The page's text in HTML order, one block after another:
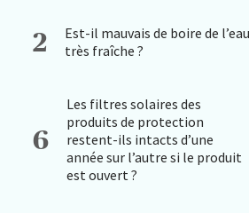
2
Est-il mauvais de boire de l’eau
très fraîche ?
6
Les filtres solaires des
produits de protection
restent-ils intacts d’une
année sur l’autre si le produit
est ouvert ?